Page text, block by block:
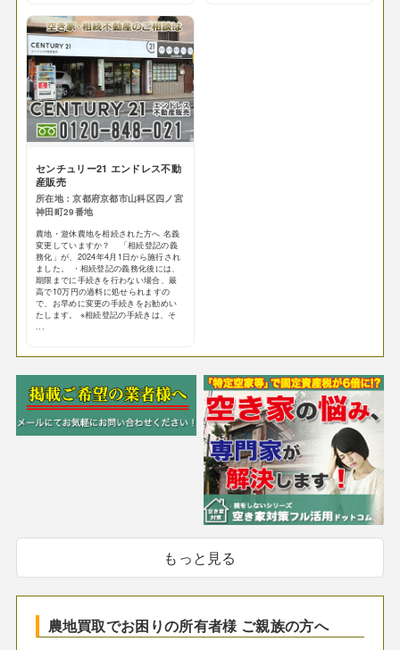
センチュリー21 エンドレス不動
産販売
所在地：京都府京都市山科区四ノ宮
神田町29番地
農地・遊休農地を相続された方へ 名義
変更していますか？ 「相続登記の義
務化」が、2024年4月1日から施行され
ました。 ・相続登記の義務化後には、
期限までに手続きを行わない場合、最
高で10万円の過料に処せられますの
で、お早めに変更の手続きをお勧めい
たします。 ※相続登記の手続きは、そ
...
もっと見る
農地買取でお困りの所有者様 ご親族の方へ